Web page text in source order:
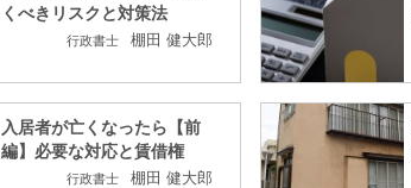
くべきリスクと対策法
行政書士 棚田 健大郎
入居者が亡くなったら【前
編】必要な対応と賃借権
行政書士 棚田 健大郎